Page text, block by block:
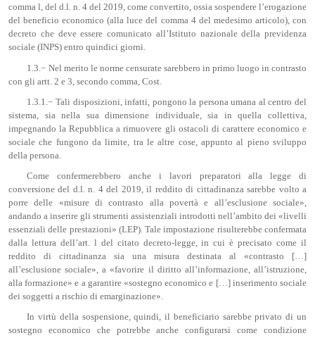
comma l, del d.l. n. 4 del 2019, come convertito, ossia sospendere l’erogazione
del beneficio economico (alla luce del comma 4 del medesimo articolo), con
decreto che deve essere comunicato all’Istituto nazionale della previdenza
sociale (INPS) entro quindici giorni.
1.3.− Nel merito le norme censurate sarebbero in primo luogo in contrasto
con gli artt. 2 e 3, secondo comma, Cost.
1.3.1.− Tali disposizioni, infatti, pongono la persona umana al centro del
sistema, sia nella sua dimensione individuale, sia in quella collettiva,
impegnando la Repubblica a rimuovere gli ostacoli di carattere economico e
sociale che fungono da limite, tra le altre cose, appunto al pieno sviluppo
della persona.
Come confermerebbero anche i lavori preparatori alla legge di
conversione del d.l. n. 4 del 2019, il reddito di cittadinanza sarebbe volto a
porre delle «misure di contrasto alla povertà e all’esclusione sociale»,
andando a inserire gli strumenti assistenziali introdotti nell’ambito dei «livelli
essenziali delle prestazioni» (LEP). Tale impostazione risulterebbe confermata
dalla lettura dell’art. l del citato decreto-legge, in cui è precisato come il
reddito di cittadinanza sia una misura destinata al «contrasto […]
all’esclusione sociale», a «favorire il diritto all’informazione, all’istruzione,
alla formazione» e a garantire «sostegno economico e […] inserimento sociale
dei soggetti a rischio di emarginazione».
In virtù della sospensione, quindi, il beneficiario sarebbe privato di un
sostegno economico che potrebbe anche configurarsi come condizione